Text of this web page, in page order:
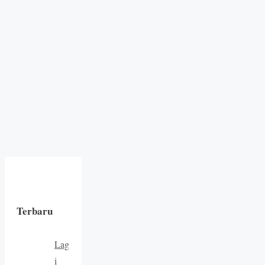
Terbaru
Lag
i